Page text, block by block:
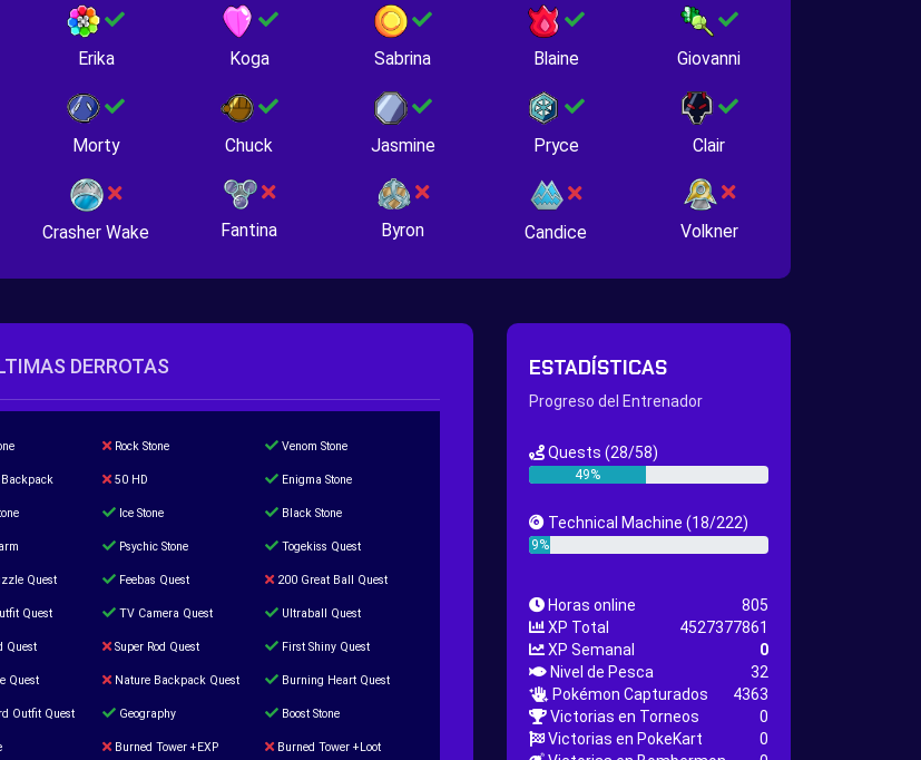
Erika Koga Sabrina Blaine Giovanni
Morty Chuck Jasmine Pryce Clair
Crasher Wake Fantina Byron Candice Volkner
DERROTAS
Rock Stone Venom Stone
50 HD Enigma Stone
Ice Stone Black Stone
Psychic Stone Togekiss Quest
Quest Feebas Quest 200 Great Ball Quest
Quest TV Camera Quest Ultraball Quest
Quest Super Rod Quest First Shiny Quest
Quest Nature Backpack Quest Burning Heart Quest
Outfit Quest Geography Boost Stone
Burned Tower +EXP Burned Tower +Loot
ESTADÍSTICAS
Progreso del Entrenador
Quests (28/58)
49%
Technical Machine (18/222)
9%
Horas online
805
XP Total
4527377861
XP Semanal
0
Nivel de Pesca
32
Pokémon Capturados
4363
Victorias en Torneos
0
Victorias en PokeKart
0